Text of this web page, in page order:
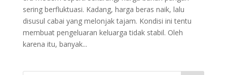
sering berfluktuasi. Kadang, harga beras naik, lalu
disusul cabai yang melonjak tajam. Kondisi ini tentu
membuat pengeluaran keluarga tidak stabil. Oleh
karena itu, banyak...